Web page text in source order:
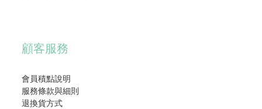
顧客服務
會員積點說明
服務條款與細則
退換貨方式